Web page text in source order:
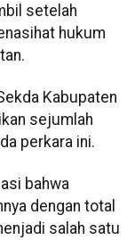
setelah
hukum
Kabupaten
sejumlah
perkara ini.
bahwa
dengan total
salah satu